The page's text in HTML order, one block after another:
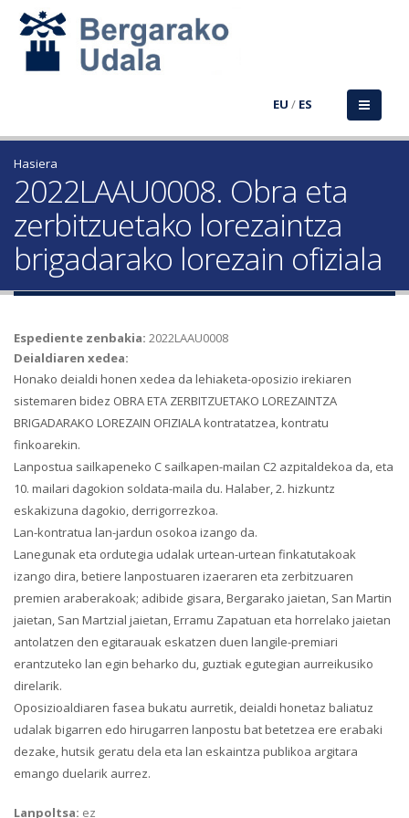
EU / ES
Hasiera
2022LAAU0008. Obra eta
zerbitzuetako lorezaintza
brigadarako lorezain ofiziala
Espediente zenbakia: 2022LAAU0008
Deialdiaren xedea:
Honako deialdi honen xedea da lehiaketa-oposizio irekiaren
sistemaren bidez OBRA ETA ZERBITZUETAKO LOREZAINTZA
BRIGADARAKO LOREZAIN OFIZIALA kontratatzea, kontratu
finkoarekin.
Lanpostua sailkapeneko C sailkapen-mailan C2 azpitaldekoa da, eta
10. mailari dagokion soldata-maila du. Halaber, 2. hizkuntz
eskakizuna dagokio, derrigorrezkoa.
Lan-kontratua lan-jardun osokoa izango da.
Lanegunak eta ordutegia udalak urtean-urtean finkatutakoak
izango dira, betiere lanpostuaren izaeraren eta zerbitzuaren
premien araberakoak; adibide gisara, Bergarako jaietan, San Martin
jaietan, San Martzial jaietan, Erramu Zapatuan eta horrelako jaietan
antolatzen den egitarauak eskatzen duen langile-premiari
erantzuteko lan egin beharko du, guztiak egutegian aurreikusiko
direlarik.
Oposizioaldiaren fasea bukatu aurretik, deialdi honetaz baliatuz
udalak bigarren edo hirugarren lanpostu bat betetzea ere erabaki
dezake, hutsik geratu dela eta lan eskaintza publikoa argitara
emango duelarik aurrez.
Lanpoltsa: ez